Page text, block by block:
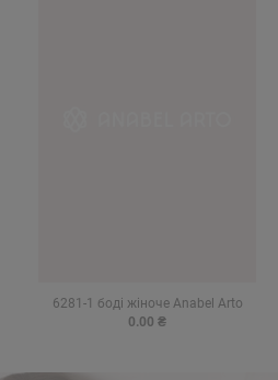
6281-1 боді жіноче Anabel Arto
0.00 ₴